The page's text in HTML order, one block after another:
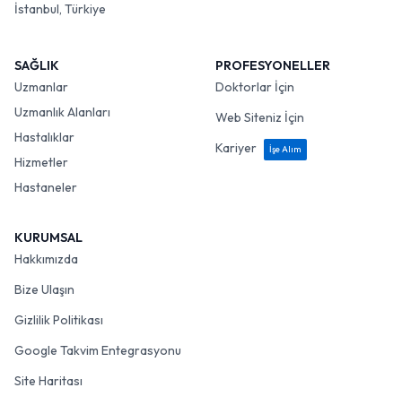
İstanbul, Türkiye
SAĞLIK
Uzmanlar
Uzmanlık Alanları
Hastalıklar
Hizmetler
Hastaneler
PROFESYONELLER
Doktorlar İçin
Web Siteniz İçin
Kariyer
İşe Alım
KURUMSAL
Hakkımızda
Bize Ulaşın
Gizlilik Politikası
Google Takvim Entegrasyonu
Site Haritası